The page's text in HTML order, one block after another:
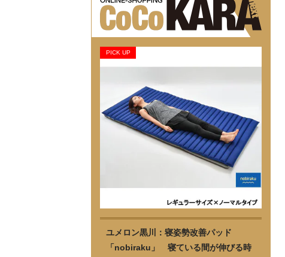
PICK UP
ユメロン黒川：寝姿勢改善パッド
「nobiraku」 寝ている間が伸びる時